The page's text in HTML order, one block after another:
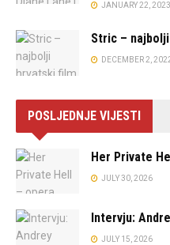
JANUARY 22, 2023
Stric –
DECEMBER 2,
POSLJEDNJE VIJESTI
Her Private
JULY 30, 2026
Intervju:
JULY 15, 2026